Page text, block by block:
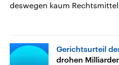
deswegen kaum
Gerichtsurteil
drohen